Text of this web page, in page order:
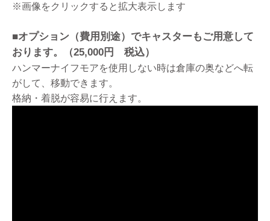
※画像をクリックすると拡大表示します
■オプション（費用別途）でキャスターもご用意して
おります。（25,000円 税込）
ハンマーナイフモアを使用しない時は倉庫の奥などへ転
がして、移動できます。
格納・着脱が容易に行えます。